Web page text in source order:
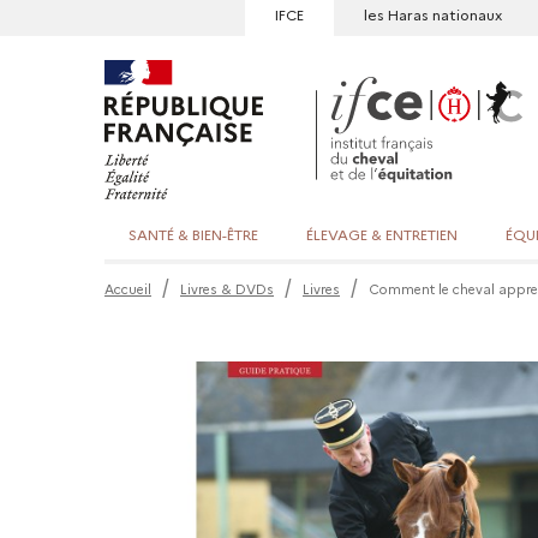
IFCE les Haras nationaux
SANTÉ & BIEN-ÊTRE ÉLEVAGE & ENTRETIEN
Accueil Livres & DVDs Livres Comment le cheval